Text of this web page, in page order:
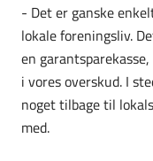
- Det er ganske
lokale foreningsliv.
en
i vores overskud. I
noget tilbage til
med.